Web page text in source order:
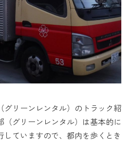
グリーンレンタル）のトラック紹
（グリーンレンタル）は基本的に
していますので、都内を歩くとき